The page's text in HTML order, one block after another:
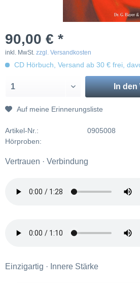
90,00 € *
inkl. MwSt. zzgl. Versandkosten
CD Hörbuch, Versand ab 30 € frei,
In den
Auf meine Erinnerungsliste
Artikel-Nr.:
0905008
Hörproben:
Vertrauen · Verbindung
Einzigartig · Innere Stärke